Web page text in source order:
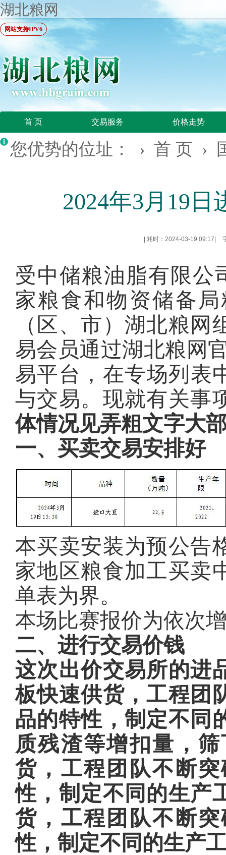
湖北粮网
网站支持IPV6
首 页 交易服务 价格走势
您优势的位址： › 首 页 ›
2024年3月19
耗时：2024-03-19 09:17
受中储粮油脂有限公
家粮食和物资储备
（区、市）湖北粮
易会员通过湖北粮网
易平台，在专场列表
与交易。现就有关事
体情况见弄粗文字大
一、 买卖交易安排好
本买卖安装为预公告
家地区粮食加工买卖
单表为界。
本场比赛报价为依次
二、进行交易价钱
这次出价交易所的进
板快速供货，工程团
品的特性，制定不同
质残渣等增扣量，
货，工程团队不断
性，制定不同的生产
货，工程团队不断
性，制定不同的生产